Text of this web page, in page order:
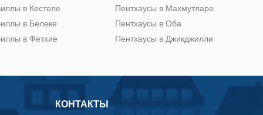
в Кестеле
в Белеке
в Фетхие
Пентхаусы в Махмутларе
Пентхаусы в Оба
Пентхаусы в Джикджилли
КОНТАКТЫ